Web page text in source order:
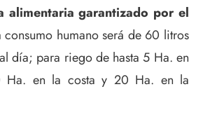
alimentaria garantizado por el
consumo humano será de 60 litros
día; para riego de hasta 5 Ha. en
Ha. en la costa y 20 Ha. en la